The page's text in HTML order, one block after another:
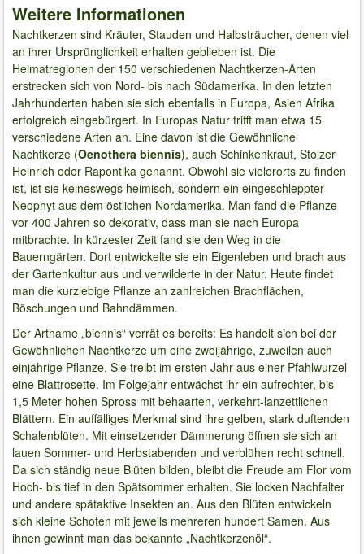
Weitere Informationen
Nachtkerzen sind Kräuter, Stauden und Halbsträucher, denen viel
an ihrer Ursprünglichkeit erhalten geblieben ist. Die
Heimatregionen der 150 verschiedenen Nachtkerzen-Arten
erstrecken sich von Nord- bis nach Südamerika. In den letzten
Jahrhunderten haben sie sich ebenfalls in Europa, Asien Afrika
erfolgreich eingebürgert. In Europas Natur trifft man etwa 15
verschiedene Arten an. Eine davon ist die Gewöhnliche
Nachtkerze (Oenothera biennis), auch Schinkenkraut, Stolzer
Heinrich oder Rapontika genannt. Obwohl sie vielerorts zu finden
ist, ist sie keineswegs heimisch, sondern ein eingeschleppter
Neophyt aus dem östlichen Nordamerika. Man fand die Pflanze
vor 400 Jahren so dekorativ, dass man sie nach Europa
mitbrachte. In kürzester Zeit fand sie den Weg in die
Bauerngärten. Dort entwickelte sie ein Eigenleben und brach aus
der Gartenkultur aus und verwilderte in der Natur. Heute findet
man die kurzlebige Pflanze an zahlreichen Brachflächen,
Böschungen und Bahndämmen.
Der Artname „biennis“ verrät es bereits: Es handelt sich bei der
Gewöhnlichen Nachtkerze um eine zweijährige, zuweilen auch
einjährige Pflanze. Sie treibt im ersten Jahr aus einer Pfahlwurzel
eine Blattrosette. Im Folgejahr entwächst ihr ein aufrechter, bis
1,5 Meter hohen Spross mit behaarten, verkehrt-lanzettlichen
Blättern. Ein auffälliges Merkmal sind ihre gelben, stark duftenden
Schalenblüten. Mit einsetzender Dämmerung öffnen sie sich an
lauen Sommer- und Herbstabenden und verblühen recht schnell.
Da sich ständig neue Blüten bilden, bleibt die Freude am Flor vom
Hoch- bis tief in den Spätsommer erhalten. Sie locken Nachfalter
und andere spätaktive Insekten an. Aus den Blüten entwickeln
sich kleine Schoten mit jeweils mehreren hundert Samen. Aus
ihnen gewinnt man das bekannte „Nachtkerzenöl“.